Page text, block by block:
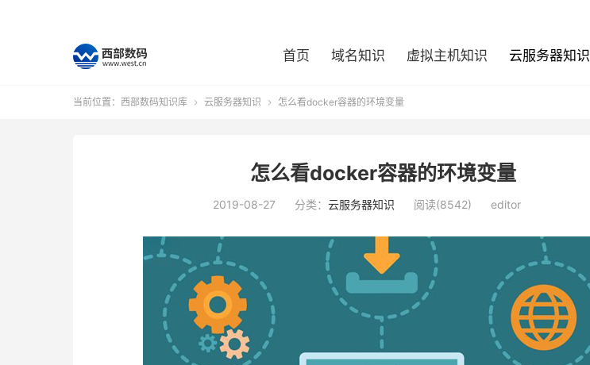
首页 域名知识 虚拟主机知识 云服务器知识
当前位置： 西部数码知识库  云服务器知识  怎么看docker容器的环境变量
怎么看docker容器的环境变量
2019-08-27 分类： 云服务器知识 阅读(8542) editor